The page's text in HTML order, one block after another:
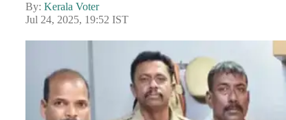
By: Kerala Voter
Jul 24, 2025, 19:52 IST